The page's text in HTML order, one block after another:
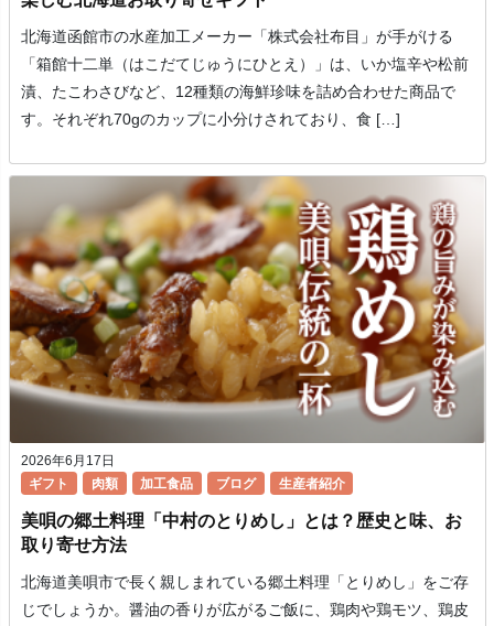
北海道函館市の水産加工メーカー「株式会社布目」が手がける
「箱館十二単（はこだてじゅうにひとえ）」は、いか塩辛や松前
漬、たこわさびなど、12種類の海鮮珍味を詰め合わせた商品で
す。それぞれ70gのカップに小分けされており、食 […]
2026年6月17日
ギフト
肉類 加工食品 ブログ 生産者紹介
美唄の郷土料理「中村のとりめし」とは？歴史と味、お
取り寄せ方法
北海道美唄市で長く親しまれている郷土料理「とりめし」をご存
じでしょうか。醤油の香りが広がるご飯に、鶏肉や鶏モツ、鶏皮